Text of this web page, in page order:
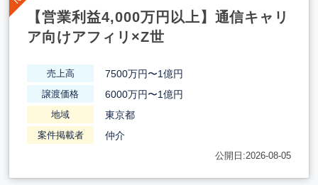
【営業利益4,000万円以上】通信キャリ
ア向けアフィリ×Z世
売上高 7500万円〜1億円
譲渡価格 6000万円〜1億円
地域 東京都
案件掲載者 仲介
公開日:2026-08-05